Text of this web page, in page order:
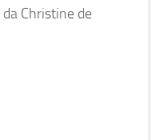
Christine de